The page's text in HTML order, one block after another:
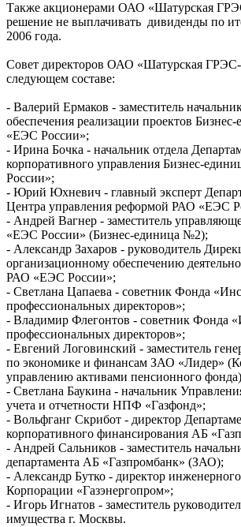
Также акционерами ОАО «Шатурская
решение не выплачивать дивиденды по
2006 года.
Совет директоров ОАО «Шатурская ГРЭС-
следующем составе:
- Валерий Ермаков - заместитель
обеспечения реализации проектов
«ЕЭС России»;
- Ирина Бочка - начальник отдела
корпоративного управления Бизнес-
России»;
- Юрий Юхневич - главный эксперт
Центра управления реформой РАО «ЕЭС
- Андрей Вагнер - заместитель
«ЕЭС России» (Бизнес-единица №2);
- Александр Захаров - руководитель
организационному обеспечению
РАО «ЕЭС России»;
- Светлана Цапаева - советник Фонда
профессиональных директоров»;
- Владимир Флегонтов - советник Фонда
профессиональных директоров»;
- Евгений Логовинский - заместитель
по экономике и финансам ЗАО «Лидер»
управлению активами пенсионного
- Светлана Баукина - начальник
учета и отчетности НПФ «Газфонд»;
- Вольфганг Скрибот - директор
корпоративного финансирования АБ
- Андрей Сальников - заместитель
департамента АБ «Газпромбанк» (ЗАО);
- Александр Бутко - директор
Корпорации «Газэнергопром»;
- Игорь Игнатов - заместитель
имущества г. Москвы.